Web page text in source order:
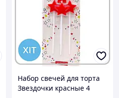
Набор свечей для торта
Звездочки красные 4